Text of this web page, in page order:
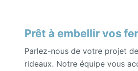
Prêt à embellir vos
Parlez-nous de votre projet
rideaux. Notre équipe vous